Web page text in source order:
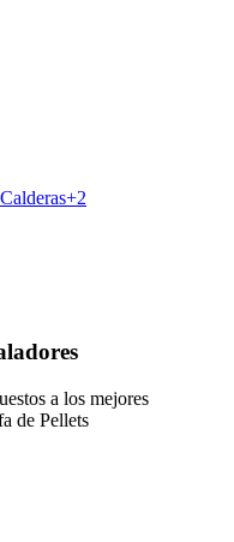
Calderas+2
a los mejores
de Pellets